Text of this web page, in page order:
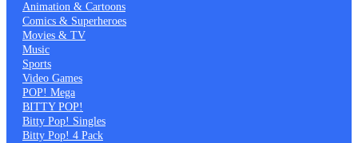
Animation & Cartoons
Comics & Superheroes
Movies & TV
Music
Sports
Video Games
POP! Mega
BITTY POP!
Bitty Pop! Singles
Bitty Pop! 4 Pack